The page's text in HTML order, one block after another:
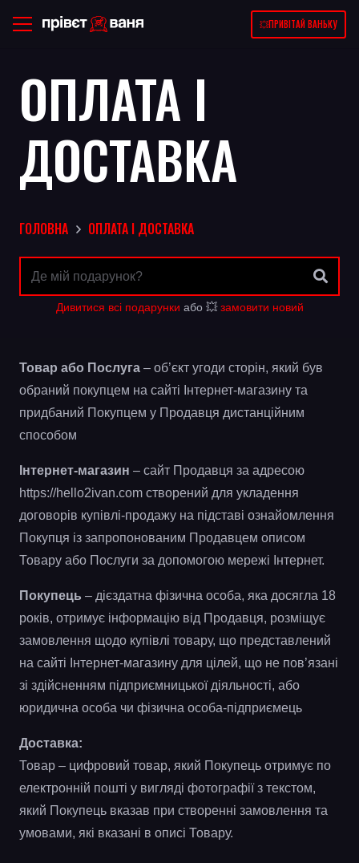
💥ПРИВІТАЙ ВАНЬКУ
ОПЛАТА І
ДОСТАВКА
ГОЛОВНА ОПЛАТА І ДОСТАВКА
Дивитися всі подарунки або 💥замовити новий
Товар або Послуга – об’єкт угоди сторін, який був
обраний покупцем на сайті Інтернет-магазину та
придбаний Покупцем у Продавця дистанційним
способом
Інтернет-магазин – сайт Продавця за адресою
https://hello2ivan.com створений для укладення
договорів купівлі-продажу на підставі ознайомлення
Покупця із запропонованим Продавцем описом
Товару або Послуги за допомогою мережі Інтернет.
Покупець – дієздатна фізична особа, яка досягла 18
років, отримує інформацію від Продавця, розміщує
замовлення щодо купівлі товару, що представлений
на сайті Інтернет-магазину для цілей, що не пов’язані
зі здійсненням підприємницької діяльності, або
юридична особа чи фізична особа-підприємець
Доставка:
Товар – цифровий товар, який Покупець отримує по
електронній пошті у вигляді фотографії з текстом,
який Покупець вказав при створенні замовлення та
умовами, які вказані в описі Товару.